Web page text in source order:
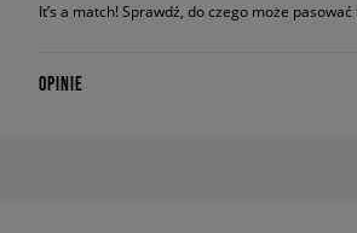
It’s a match! Sprawdź, do czego może
OPINIE